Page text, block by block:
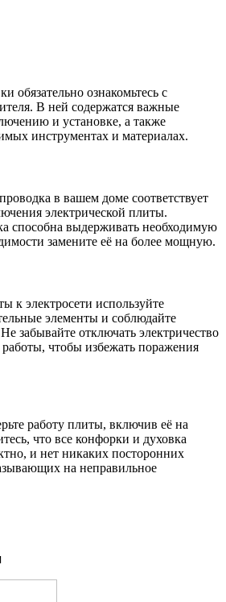
обязательно ознакомьтесь с
В ней содержатся важные
и установке, а также
инструментах и материалах.
в вашем доме соответствует
электрической плиты.
способна выдерживать необходимую
замените её на более мощную.
к электросети используйте
элементы и соблюдайте
забывайте отключать электричество
чтобы избежать поражения
работу плиты, включив её на
что все конфорки и духовка
и нет никаких посторонних
на неправильное